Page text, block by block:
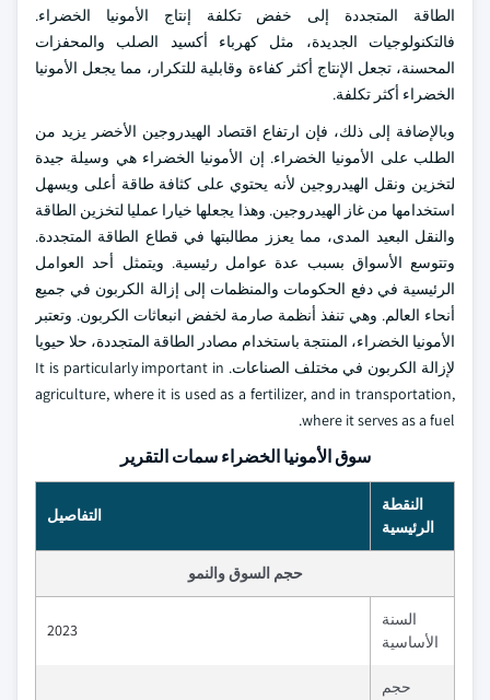
الطاقة المتجددة إلى خفض تكلفة إنتاج الأمونيا الخضراء.
فالتكنولوجيات الجديدة، مثل كهرباء أكسيد الصلب والمحفزات
المحسنة، تجعل الإنتاج أكثر كفاءة وقابلية للتكرار، مما يجعل الأمونيا
الخضراء أكثر تكلفة.
وبالإضافة إلى ذلك، فإن ارتفاع اقتصاد الهيدروجين الأخضر يزيد من
الطلب على الأمونيا الخضراء. إن الأمونيا الخضراء هي وسيلة جيدة
لتخزين ونقل الهيدروجين لأنه يحتوي على كثافة طاقة أعلى ويسهل
استخدامها من غاز الهيدروجين. وهذا يجعلها خيارا عمليا لتخزين الطاقة
والنقل البعيد المدى، مما يعزز مطالبتها في قطاع الطاقة المتجددة.
وتتوسع الأسواق بسبب عدة عوامل رئيسية. ويتمثل أحد العوامل
الرئيسية في دفع الحكومات والمنظمات إلى إزالة الكربون في جميع
أنحاء العالم. وهي تنفذ أنظمة صارمة لخفض انبعاثات الكربون. وتعتبر
الأمونيا الخضراء، المنتجة باستخدام مصادر الطاقة المتجددة، حلا حيويا
لإزالة الكربون في مختلف الصناعات. It is particularly important in
agriculture, where it is used as a fertilizer, and in transportation,
where it serves as a fuel.
سوق الأمونيا الخضراء سمات التقرير
النقطة
الرئيسية
التفاصيل
حجم السوق والنمو
السنة
الأساسية
2023
حجم